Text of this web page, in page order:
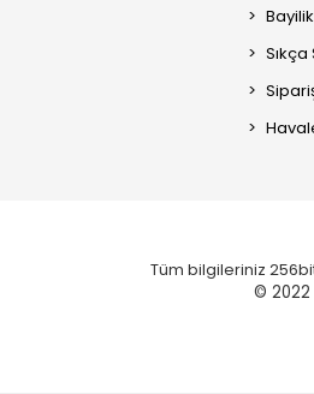
Tüm bilgileriniz
© 2022